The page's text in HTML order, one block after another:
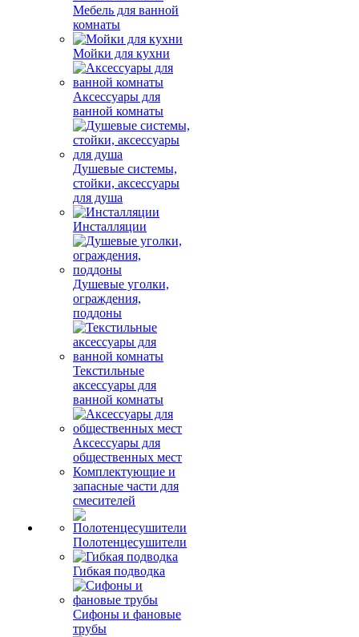
Мебель для ванной
комнаты
Мойки для кухни
Аксессуары для
ванной комнаты
Душевые системы,
стойки, аксессуары
для душа
Инсталляции
Душевые уголки,
ограждения,
поддоны
Текстильные
аксессуары для
ванной комнаты
Аксессуары для
общественных мест
Комплектующие и
запасные части для
смесителей
Полотенцесушители
Гибкая подводка
Сифоны и фановые
трубы